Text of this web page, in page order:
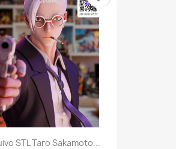
STL Taro Sakamoto...